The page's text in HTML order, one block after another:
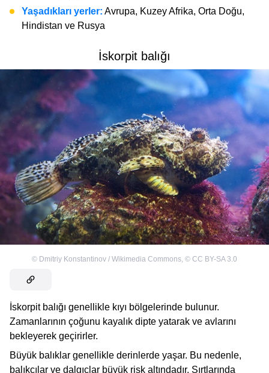
Yaşadıkları yerler: Avrupa, Kuzey Afrika, Orta Doğu,
Hindistan ve Rusya
İskorpit balığı
© Dmitriy Konstantinov / Wikimedia Commons, © CC BY-SA 3.0
İskorpit balığı genellikle kıyı bölgelerinde bulunur.
Zamanlarının çoğunu kayalık dipte yatarak ve avlarını
bekleyerek geçirirler.
Büyük balıklar genellikle derinlerde yaşar. Bu nedenle,
balıkçılar ve dalgıçlar büyük risk altındadır. Sırtlarında